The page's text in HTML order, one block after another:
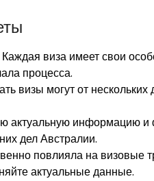
виза имеет свои
процесса.
визы могут от нескольких
актуальную информацию
дел Австралии.
повлияла на визовые
актуальные данные.